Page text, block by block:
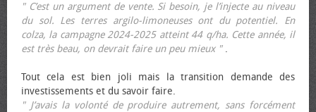
" C’est un argument de vente. Si besoin, je l’injecte au niveau
du sol. Les terres argilo-limoneuses ont du potentiel. En
colza, la campagne 2024-2025 atteint 44 q/ha. Cette année, il
est très beau, on devrait faire un peu mieux ".
Tout cela est bien joli mais la transition demande des
investissements et du savoir faire.
" J’avais la volonté de produire autrement, sans forcément